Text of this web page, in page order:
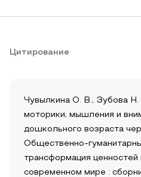
Цитирование
Чувылкина О. В., Зубова Н.
моторики, мышления и
дошкольного возраста
Общественно-
трансформация ценностей
современном мире :